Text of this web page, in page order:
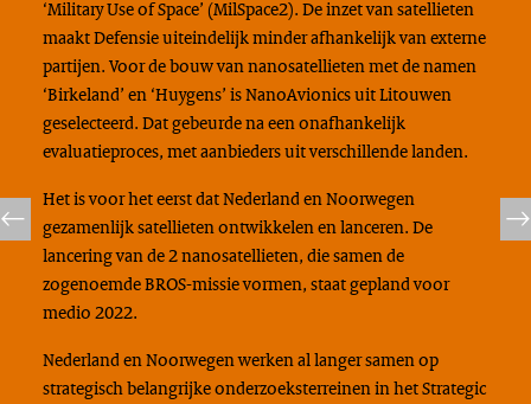
‘Military Use of Space’ (MilSpace2). De inzet van satellieten
maakt Defensie uiteindelijk minder afhankelijk van externe
partijen. Voor de bouw van nanosatellieten met de namen
‘Birkeland’ en ‘Huygens’ is NanoAvionics uit Litouwen
geselecteerd. Dat gebeurde na een onafhankelijk
evaluatieproces, met aanbieders uit verschillende landen.
Het is voor het eerst dat Nederland en Noorwegen
gezamenlijk satellieten ontwikkelen en lanceren. De
lancering van de 2 nanosatellieten, die samen de
zogenoemde BROS-missie vormen, staat gepland voor
medio 2022.
Nederland en Noorwegen werken al langer samen op
strategisch belangrijke onderzoeksterreinen in het Strategic